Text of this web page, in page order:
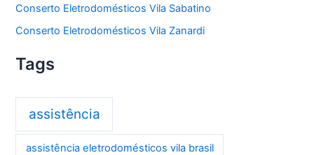
Conserto Eletrodomésticos Vila Sabatino
Conserto Eletrodomésticos Vila Zanardi
Tags
assistência
assistência eletrodomésticos vila brasil